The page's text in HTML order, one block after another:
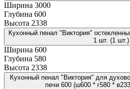
Ширина 3000
Глубина 600
Высота 2338
Кухонный пенал "Виктория" остекленный 600 (ш600 * г580 *
1 шт. (1 шт.)
Ширина 600
Глубина 580
Высота 2338
Кухонный пенал "Виктория" для духового шкафа и микроволновой
печи 600 (ш600 * г580 *